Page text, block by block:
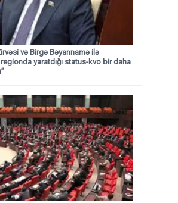
və Birgə Bəyannamə ilə
yaratdığı status-kvo bir daha